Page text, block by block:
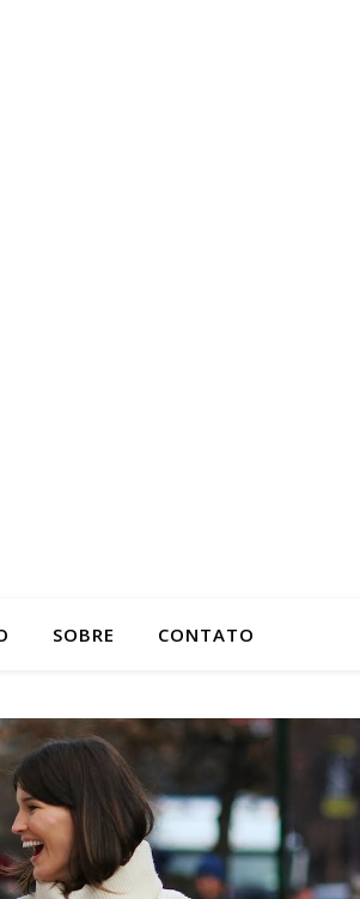
SOBRE CONTATO